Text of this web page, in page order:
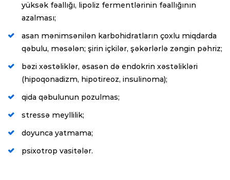
yüksək fəallığı, lipoliz fermentlərinin fəallığının
azalması;
asan mənimsənilən karbohidratların çoxlu miqdarda
qəbulu, məsələn; şirin içkilər, şəkərlərlə zəngin pəhriz;
bəzi xəstəliklər, əsasən də endokrin xəstəlikləri
(hipoqonadizm, hipotireoz, insulinoma);
qida qəbulunun pozulmas;
stressə meyllilik;
doyunca yatmama;
psixotrop vasitələr.